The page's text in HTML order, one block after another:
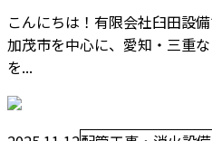
こんにちは！有限会社臼田設
加茂市を中心に、愛知・三重
を...